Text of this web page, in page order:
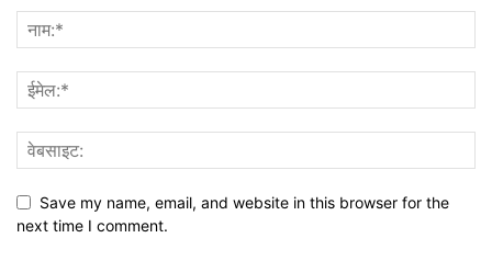
Save my name, email, and website in this browser for the
next time I comment.